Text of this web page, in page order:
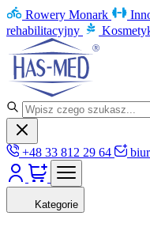
Rowery Monark
rehabilitacyjny
+48 33 812 29 64
Kategorie